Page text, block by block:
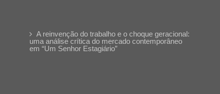
A reinvenção do trabalho e o choque geracional:
uma análise crítica do mercado contemporâneo
em “Um Senhor Estagiário”